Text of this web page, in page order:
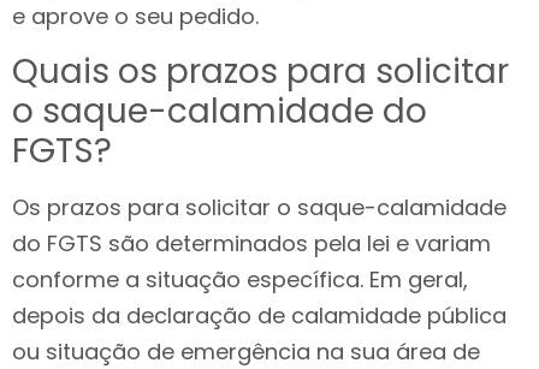
e aprove o seu pedido.
Quais os prazos para solicitar
o saque-calamidade do
FGTS?
Os prazos para solicitar o saque-calamidade
do FGTS são determinados pela lei e variam
conforme a situação específica. Em geral,
depois da declaração de calamidade pública
ou situação de emergência na sua área de